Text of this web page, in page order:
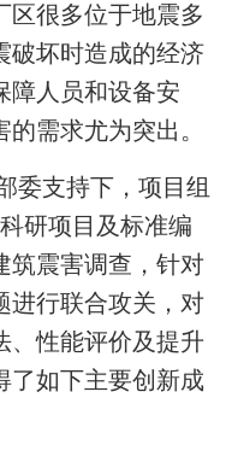
区很多位于地震多
破坏时造成的经济
障人员和设备安
需求尤为突出。
委支持下，项目组
研项目及标准编
筑震害调查，针对
进行联合攻关，对
、性能评价及提升
了如下主要创新成